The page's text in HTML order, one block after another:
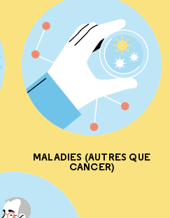
MALADIES (AUTRES QUE
CANCER)